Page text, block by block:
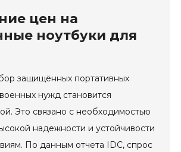
цен на
ноутбуки для
защищённых портативных
нужд становится
Это связано с необходимостью
надежности и устойчивости
По данным отчета IDC, спрос